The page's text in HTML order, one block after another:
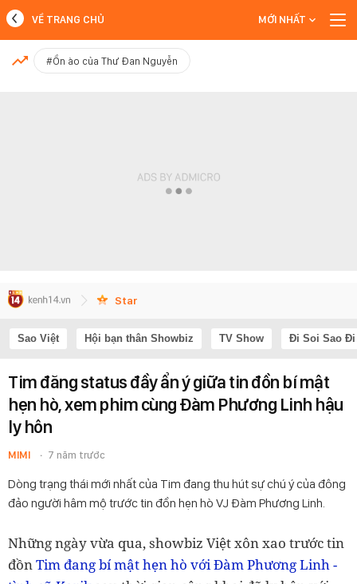
MỚI NHẤT
VỀ TRANG CHỦ MỚI NHẤT
#Ồn ào của Thư Đan Nguyễn
Star
Sao Việt Hội bạn thân Showbiz TV Show Đi Soi Sao Đi
Tim đăng status đầy ẩn ý giữa tin đồn bí mật
hẹn hò, xem phim cùng Đàm Phương Linh hậu
ly hôn
MIMI 7 năm trước
Dòng trạng thái mới nhất của Tim đang thu hút sự chú ý của đông
đảo người hâm mộ trước tin đồn hẹn hò VJ Đàm Phương Linh.
Những ngày vừa qua, showbiz Việt xôn xao trước tin
đồnTim đang bí mật hẹn hò với Đàm Phương Linh -